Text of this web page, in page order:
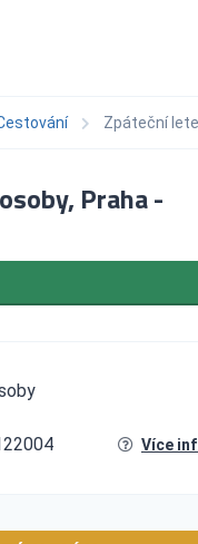
Zpáteční
Praha -
Více